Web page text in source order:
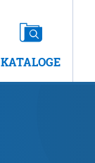
KATALOGE